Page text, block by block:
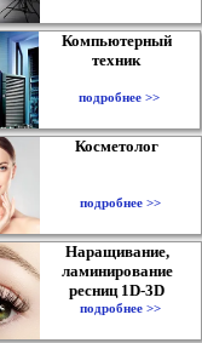
Компьютерный
техник
подробнее >>
Косметолог
подробнее >>
Наращивание,
ламинирование
ресниц 1D-3D
подробнее >>